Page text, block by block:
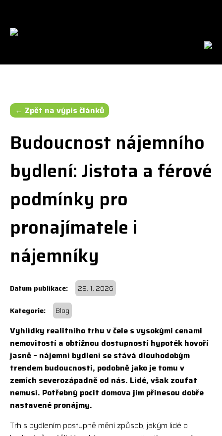
← Zpět na výpis článků
Budoucnost nájemního
bydlení: Jistota a férové
podmínky pro
pronajímatele i
nájemníky
29. 1. 2026
Blog
Vyhlídky realitního trhu v čele s vysokými cenami
nemovitostí a obtížnou dostupností hypoték hovoří
jasně – nájemní bydlení se stává dlouhodobým
trendem budoucnosti, podobně jako je tomu v
zemích severozápadně od nás. Lidé, však zoufat
nemusí. Potřebný pocit domova jim přinesou dobře
nastavené pronájmy.
Trh s bydlením postupně mění způsob, jakým lidé o